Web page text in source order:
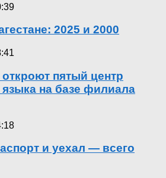
2025 и 2000
пятый центр
языка на базе филиала
и уехал — всего